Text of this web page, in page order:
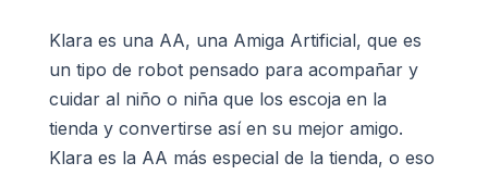
Klara es una AA, una Amiga Artificial, que es
un tipo de robot pensado para acompañar y
cuidar al niño o niña que los escoja en la
tienda y convertirse así en su mejor amigo.
Klara es la AA más especial de la tienda, o eso